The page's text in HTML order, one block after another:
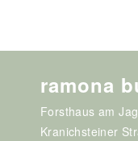
ramona
Forsthaus am
Kranichsteiner